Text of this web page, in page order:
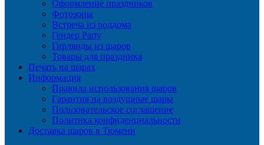
Оформление праздников
Фотозоны
Встреча из роддома
Гендер Party
Гирлянды из шаров
Товары для праздника
Печать на шарах
Информация
Правила использования шаров
Гарантия на воздушные шары
Пользовательское соглашение
Политика конфиденциальности
Доставка шаров в Тюмени